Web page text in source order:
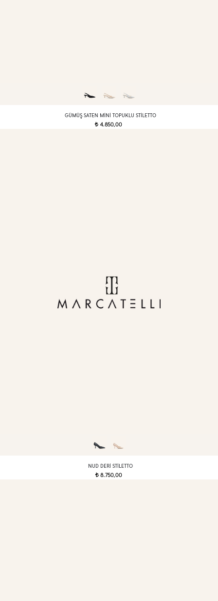
GÜMÜŞ SATEN MINI TOPUKLU STILETTO
t 4.850,00
NUD DERI STILETTO
t8.750,00